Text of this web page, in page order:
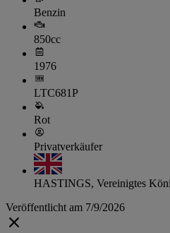
Benzin
850cc
1976
LTC681P
Rot
Privatverkäufer
HASTINGS, Vereinigtes
Veröffentlicht am 7/9/2026